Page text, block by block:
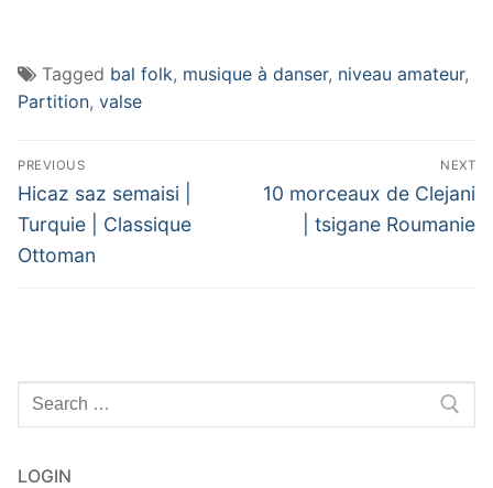
Tagged bal folk, musique à danser, niveau amateur,
Partition, valse
Navigation
de
l’article
PREVIOUS
Previous
post:
Hicaz saz semaisi |
Turquie | Classique
Ottoman
NEXT
Next
10 morceaux de Clejani
| tsigane Roumanie
Rechercher
LOGIN